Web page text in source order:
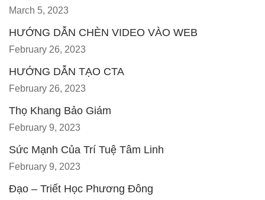
March 5, 2023
HƯỚNG DẪN CHÈN VIDEO VÀO WEB
February 26, 2023
HƯỚNG DẪN TẠO CTA
February 26, 2023
Thọ Khang Bảo Giám
February 9, 2023
Sức Mạnh Của Trí Tuệ Tâm Linh
February 9, 2023
Đạo – Triết Học Phương Đông